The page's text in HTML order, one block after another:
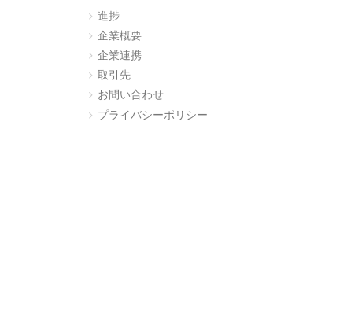
進捗
企業概要
企業連携
取引先
お問い合わせ
プライバシーポリシー